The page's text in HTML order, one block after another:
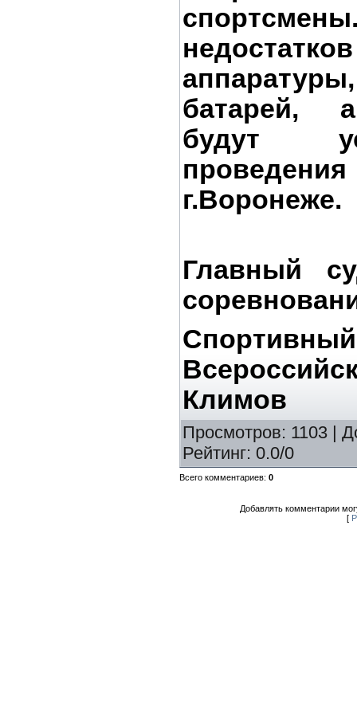
батарей,
будут
г.Воронеже.
Главный
Климов
Просмотров: 1103 |
Рейтинг: 0.0/0
Всего комментариев: 0
Добавлять комментарии
[